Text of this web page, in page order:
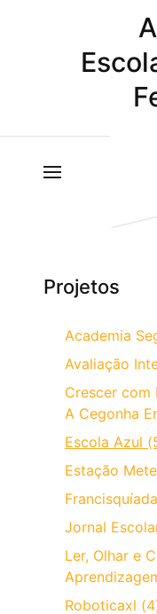
Projetos
Academia
Avaliação
Crescer com
A Cegonha
Escola Azul
Estação
Jornal
Ler, Olhar e
Roboticaxl